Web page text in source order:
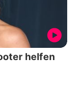
helfen